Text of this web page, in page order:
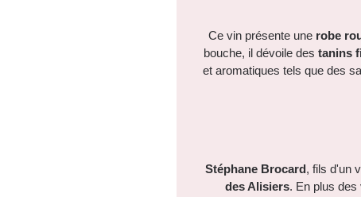
Ce vin présente une robe
bouche, il dévoile des tanins
et aromatiques tels que des
Stéphane Brocard , fils d'un
des Alisiers. En plus des